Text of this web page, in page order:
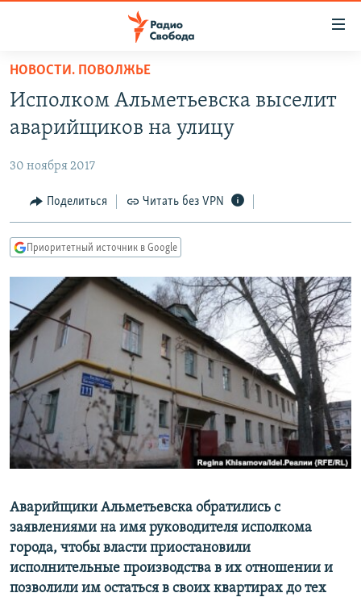
упрощенного
доступа
основному
Вернутся
главной
навигации
Вернутся
поиску
АВТОРСКИЕ ПРОЕКТЫ
ЦИТАТЫ СВОБОДЫ
МНЕНИЯ
IDEL.РЕАЛИИ
КАВКАЗ.РЕАЛИИ
СЕВЕР.РЕАЛИИ
СИБИРЬ.РЕАЛИИ
РАСПИСАНИЕ ВЕЩАНИЯ
ПОДПИШИТЕСЬ НА РАССЫЛКУ
СОЦИАЛЬНЫЕ СЕТИ
Все сайты РСЕ/РС
НОВОСТИ. ПОВОЛЖЬЕ
Исполком Альметьевска выселит
аварийщиков на улицу
30 ноября 2017
Поделиться Читать без VPN
Приоритетный источник в Google
Аварийщики Альметьевска обратились с
заявлениями на имя руководителя исполкома
города, чтобы власти приостановили
исполнительные производства в их отношении и
позволили им остаться в своих квартирах до тех